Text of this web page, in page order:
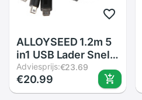
ALLOYSEED 1.2m 5
in1 USB Lader Snel
Opladen Kabel
Cords voor Nintend
NDSL NDS NDSI XL
Adviesprijs:€23.69
€20.99